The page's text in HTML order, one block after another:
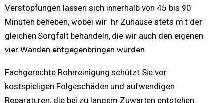
Verstopfungen lassen sich innerhalb von 45 bis 90
Minuten beheben, wobei wir Ihr Zuhause stets mit der
gleichen Sorgfalt behandeln, die wir auch den eigenen
vier Wänden entgegenbringen würden.
Fachgerechte Rohrreinigung schützt Sie vor
kostspieligen Folgeschäden und aufwendigen
Reparaturen, die bei zu langem Zuwarten entstehen